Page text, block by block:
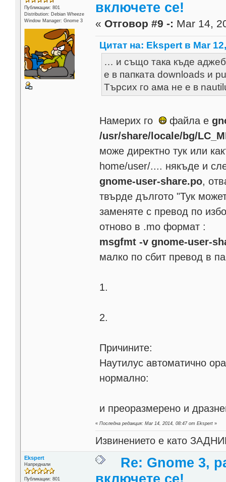
Публикации: 801
Distribution: Debian Wheeze
Window Manager: Gnome 3
включете се!
« Отговор #9 -: Mar 14,
Цитат на: Ekspert в Mar
… и също така къде
е в папката downloads и
Търсих го ама не е в
Намерих го файла е
/usr/share/locale/bg/
може директно тук или
home/user/.... някъде и
gnome-user-share.po,
твърде дългото "Тук
заменяте с превод по
отново в .mo формат :
msgfmt -v gnome-user-
малко по сбит превод в
1.
2.
Причините:
Наутилус автоматично
нормално:
и преоразмерено и
«Последна редакция: Mar 14, 2014, 08:47 от Ekspert »
Извинението е като
Ekspert
Напреднали
Публикации: 801
Re: Gnome 3,
включете се!